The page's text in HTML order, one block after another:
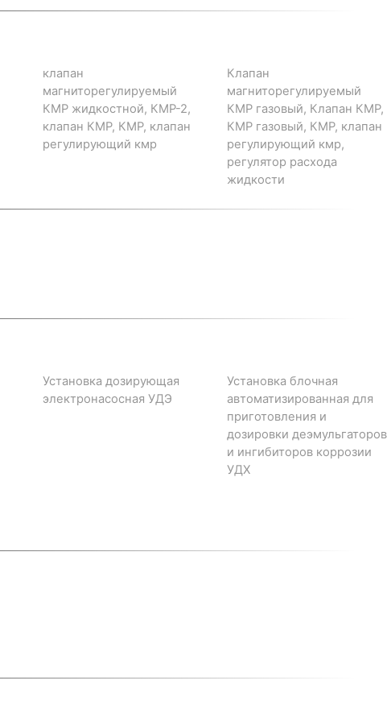
клапан
магниторегулируемый
КМР жидкостной, КМР-2,
клапан КМР, КМР, клапан
регулирующий кмр
Клапан
магниторегулируемый
КМР газовый, Клапан КМР,
КМР газовый, КМР, клапан
регулирующий кмр,
регулятор расхода
жидкости
Установка дозирующая
электронасосная УДЭ
Установка блочная
автоматизированная для
приготовления и
дозировки деэмульгаторов
и ингибиторов коррозии
УДХ